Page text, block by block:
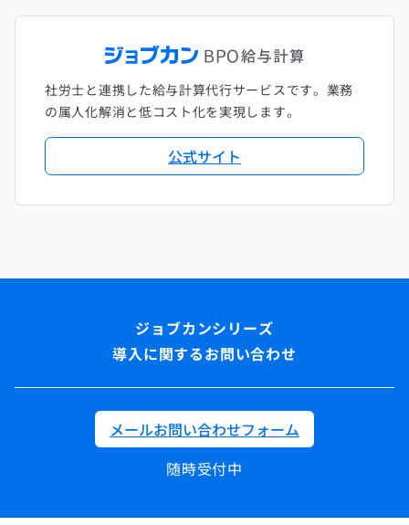
社労士と連携した給与計算代行サービスです。業務
の属人化解消と低コスト化を実現します。
公式サイト
導入に関するお問い合わせ
メールお問い合わせフォーム
随時受付中